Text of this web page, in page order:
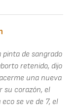
de sangrado
retenido, dijo
una nueva
su corazón, el
se ve de 7, el